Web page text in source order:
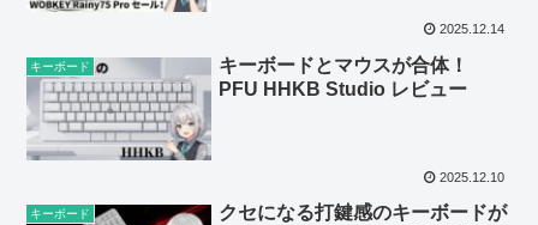
2025.12.14
キーボード
キーボードとマウスが合体！
PFU HHKB Studio レビュー
2025.12.10
キーボード
クセになる打鍵感のキーボードが